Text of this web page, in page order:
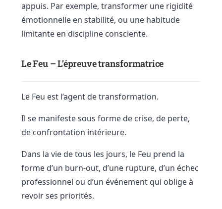
appuis. Par exemple, transformer une rigidité
émotionnelle en stabilité, ou une habitude
limitante en discipline consciente.
Le Feu – L’épreuve transformatrice
Le Feu est l’agent de transformation.
Il se manifeste sous forme de crise, de perte,
de confrontation intérieure.
Dans la vie de tous les jours, le Feu prend la
forme d’un burn-out, d’une rupture, d’un échec
professionnel ou d’un événement qui oblige à
revoir ses priorités.